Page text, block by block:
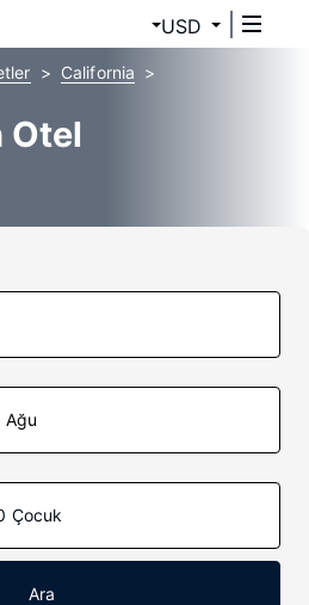
USD
California
Otel
Ağu
Çocuk
Ara